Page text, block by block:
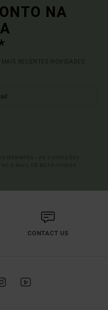
NA
RECENTES NOVIDADES
CONTACT US